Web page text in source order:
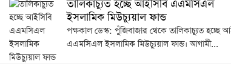
তালিকাচ্যুত হচ্ছে আইসিবি এএমসিএল
ইসলামিক মিউচ্যুয়াল ফান্ড
পক্ষকাল ডেস্ক: পুঁজিবাজার থেকে তালিকাচ্যুত হচ্ছে
এএমসিএল ইসলামিক মিউচ্যুয়াল ফান্ড। আগামী...